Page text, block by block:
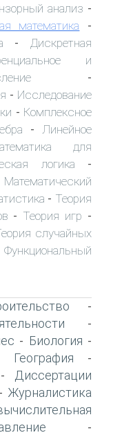
анализ -
математика -
- Дискретная
и
-
- Исследование
- Комплексное
-
Линейное
для
логика -
Математический
- Теория
- Теория игр -
случайных
Функциональный
-
-
- Биология -
География -
Диссертации
- Журналистика
-